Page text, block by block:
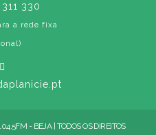
330
a rede fixa
- BEJA | TODOS OS DIREITOS